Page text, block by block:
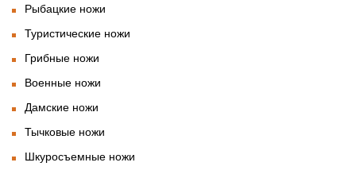
Рыбацкие ножи
Туристические ножи
Грибные ножи
Военные ножи
Дамские ножи
Тычковые ножи
Шкуросъемные ножи